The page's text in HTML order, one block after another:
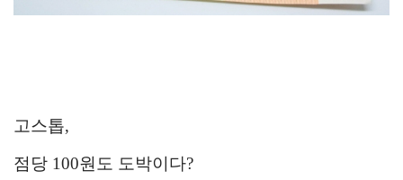
고스톱,
점당 100원도 도박이다?